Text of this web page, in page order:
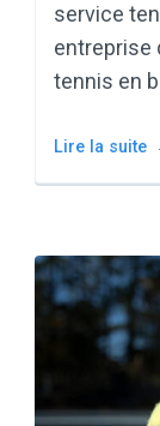
service
entreprise
tennis en
Lire la suite